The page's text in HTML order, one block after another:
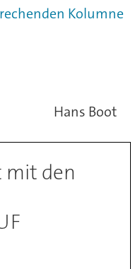
Kolumne
Hans Boot
den